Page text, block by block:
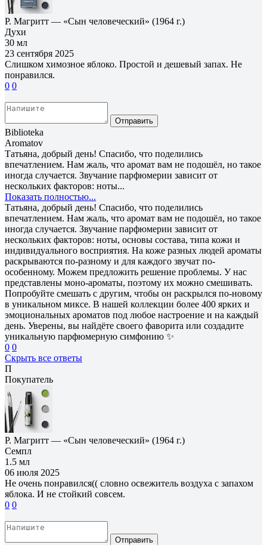
Р. Магритт — «Сын человеческий» (1964 г.)
Духи
30 мл
23 сентября 2025
Слишком химозное яблоко. Простой и дешевый запах. Не
понравился.
0 0
Отправить
Biblioteka
Aromatov
Татьяна, добрый день! Спасибо, что поделились
впечатлением. Нам жаль, что аромат вам не подошёл, но такое
иногда случается. Звучание парфюмерии зависит от
нескольких факторов: ноты...
Показать полностью...
Татьяна, добрый день! Спасибо, что поделились
впечатлением. Нам жаль, что аромат вам не подошёл, но такое
иногда случается. Звучание парфюмерии зависит от
нескольких факторов: ноты, основы состава, типа кожи и
индивидуального восприятия. На коже разных людей ароматы
раскрываются по-разному и для каждого звучат по-
особенному. Можем предложить решение проблемы. У нас
представлены моно-ароматы, поэтому их можно смешивать.
Попробуйте смешать с другим, чтобы он раскрылся по-новому
в уникальном миксе. В нашей коллекции более 400 ярких и
эмоциональных ароматов под любое настроение и на каждый
день. Уверены, вы найдёте своего фаворита или создадите
уникальную парфюмерную симфонию ✨
0 0
Скрыть все ответы
П
Покупатель
Р. Магритт — «Сын человеческий» (1964 г.)
Семпл
1.5 мл
06 июля 2025
Не очень понравился(( словно освежитель воздуха с запахом
яблока. И не стойкий совсем.
0 0
Отправить